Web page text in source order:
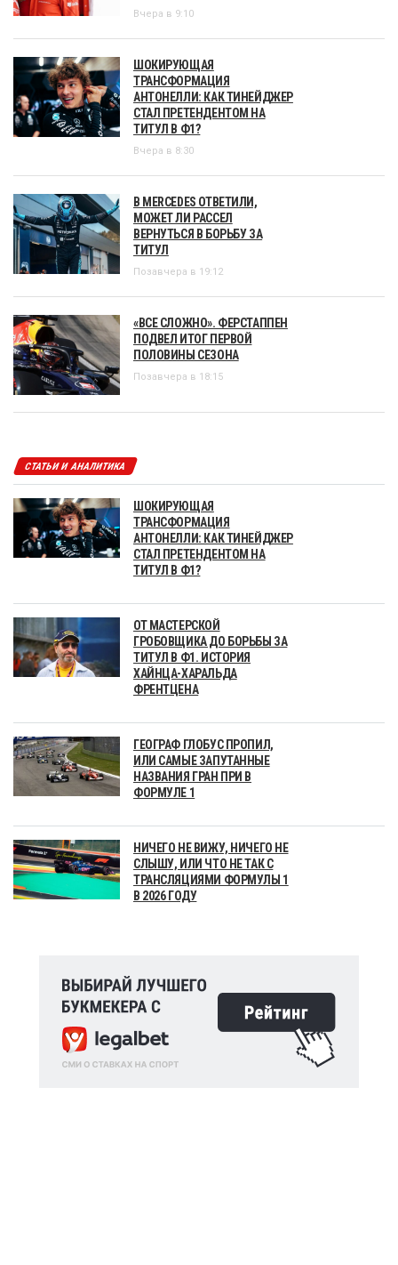
Вчера в 9:10
ШОКИРУЮЩАЯ
ТРАНСФОРМАЦИЯ
АНТОНЕЛЛИ: КАК ТИНЕЙДЖЕР
СТАЛ ПРЕТЕНДЕНТОМ НА
ТИТУЛ В Ф1?
Вчера в 8:30
В MERCEDES ОТВЕТИЛИ,
МОЖЕТ ЛИ РАССЕЛ
ВЕРНУТЬСЯ В БОРЬБУ ЗА
ТИТУЛ
Позавчера в 19:12
«ВСЕ СЛОЖНО». ФЕРСТАППЕН
ПОДВЕЛ ИТОГ ПЕРВОЙ
ПОЛОВИНЫ СЕЗОНА
Позавчера в 18:15
СТАТЬИ И АНАЛИТИКА
ШОКИРУЮЩАЯ
ТРАНСФОРМАЦИЯ
АНТОНЕЛЛИ: КАК ТИНЕЙДЖЕР
СТАЛ ПРЕТЕНДЕНТОМ НА
ТИТУЛ В Ф1?
ОТ МАСТЕРСКОЙ
ГРОБОВЩИКА ДО БОРЬБЫ ЗА
ТИТУЛ В Ф1. ИСТОРИЯ
ХАЙНЦА-ХАРАЛЬДА
ФРЕНТЦЕНА
ГЕОГРАФ ГЛОБУС ПРОПИЛ,
ИЛИ САМЫЕ ЗАПУТАННЫЕ
НАЗВАНИЯ ГРАН ПРИ В
ФОРМУЛЕ 1
НИЧЕГО НЕ ВИЖУ, НИЧЕГО НЕ
СЛЫШУ, ИЛИ ЧТО НЕ ТАК С
ТРАНСЛЯЦИЯМИ ФОРМУЛЫ 1
В 2026 ГОДУ